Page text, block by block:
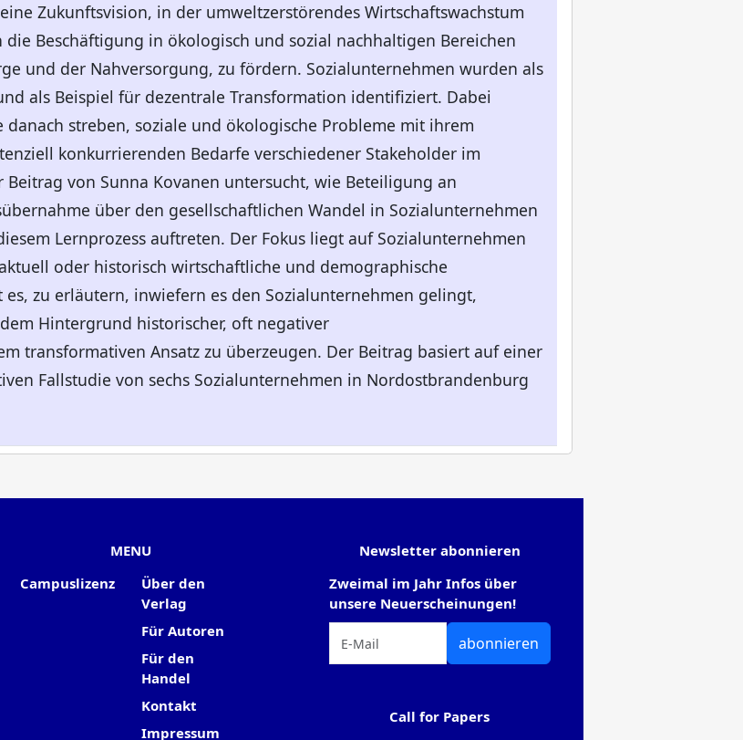
Zukunftsvision, in der umweltzerstörendes Wirtschaftswachstum
Beschäftigung in ökologisch und sozial nachhaltigen Bereichen
und der Nahversorgung, zu fördern. Sozialunternehmen wurden als
als Beispiel für dezentrale Transformation identifiziert. Dabei
streben, soziale und ökologische Probleme mit ihrem
konkurrierenden Bedarfe verschiedener Stakeholder im
von Sunna Kovanen untersucht, wie Beteiligung an
über den gesellschaftlichen Wandel in Sozialunternehmen
Lernprozess auftreten. Der Fokus liegt auf Sozialunternehmen
oder historisch wirtschaftliche und demographische
zu erläutern, inwiefern es den Sozialunternehmen gelingt,
Hintergrund historischer, oft negativer
transformativen Ansatz zu überzeugen. Der Beitrag basiert auf einer
Fallstudie von sechs Sozialunternehmen in Nordostbrandenburg
MENU
Campuslizenz
Über den
Verlag
Für Autoren
Für den
Handel
Kontakt
Impressum
Newsletter abonnieren
Zweimal im Jahr Infos über
unsere Neuerscheinungen!
abonnieren
Call for Papers